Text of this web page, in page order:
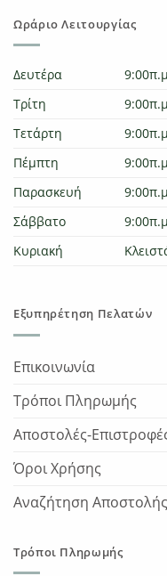
Ωράριο Λειτουργίας
Δευτέρα
Τρίτη
Τετάρτη
Πέμπτη
Παρασκευή
Σάββατο
Κυριακή
Εξυπηρέτηση Πελατών
Επικοινωνία
Τρόποι Πληρωμής
Αποστολές-
Όροι Χρήσης
Αναζήτηση Αποστολής
Τρόποι Πληρωμής